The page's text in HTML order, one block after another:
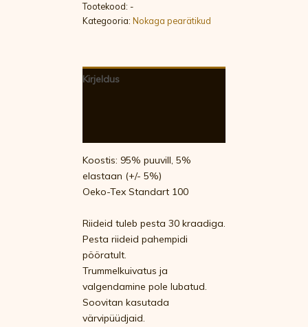
Tootekood: -
Kategooria: Nokaga pearätikud
Kirjeldus
Koostis: 95% puuvill, 5%
elastaan (+/- 5%)
Oeko-Tex Standart 100
Riideid tuleb pesta 30 kraadiga.
Pesta riideid pahempidi
pööratult.
Trummelkuivatus ja
valgendamine pole lubatud.
Soovitan kasutada
värvipüüdjaid.